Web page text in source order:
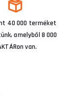
40 000 terméket
amelyből 8 000
van.